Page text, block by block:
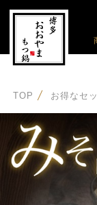
TOP お得なセ